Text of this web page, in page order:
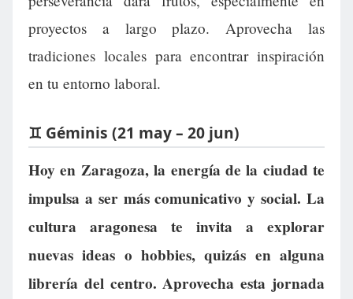
proyectos a largo plazo. Aprovecha las
tradiciones locales para encontrar inspiración
en tu entorno laboral.
♊ Géminis (21 may – 20 jun)
Hoy en Zaragoza, la energía de la ciudad te
impulsa a ser más comunicativo y social. La
cultura aragonesa te invita a explorar
nuevas ideas o hobbies, quizás en alguna
librería del centro. Aprovecha esta jornada